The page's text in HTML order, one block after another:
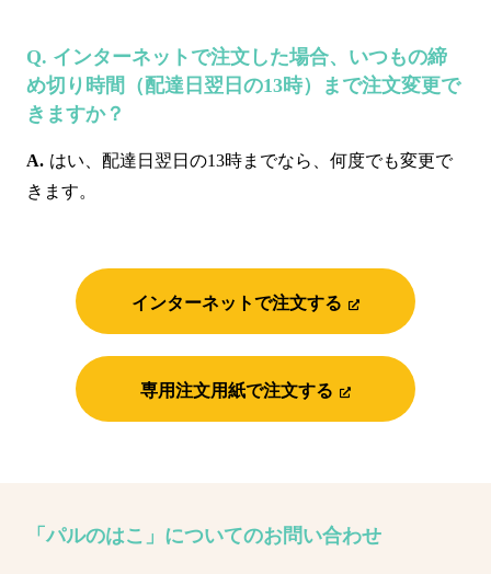
インターネットで注文した場合、いつもの締
め切り時間（配達日翌日の13時）まで注文変更で
きますか？
はい、配達日翌日の13時までなら、何度でも変更で
きます。
インターネットで注文する
専用注文用紙で注文する
「パルのはこ」についてのお問い合わせ